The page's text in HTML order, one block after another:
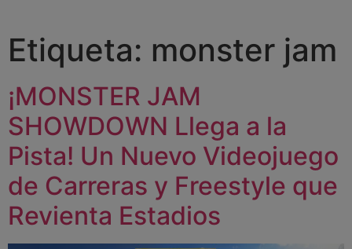
Etiqueta: monster jam
¡MONSTER JAM
SHOWDOWN Llega a la
Pista! Un Nuevo Videojuego
de Carreras y Freestyle que
Revienta Estadios